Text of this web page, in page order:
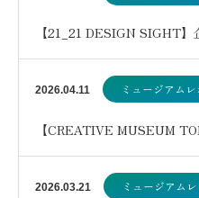
【21_21 DESIGN SIGHT】
2026.04.11 ミュージアムレ
【CREATIVE MUSEUM
透明・反射 ーTOKYOー』
2026.03.21 ミュージアム